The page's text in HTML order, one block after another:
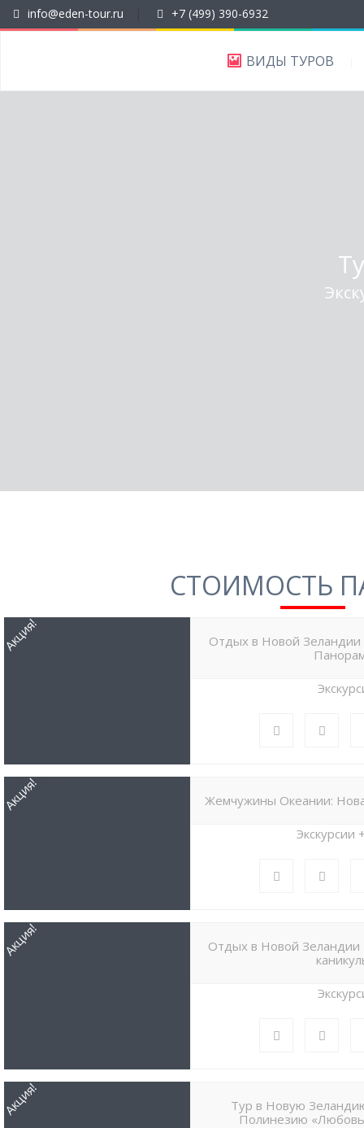
info@eden-tour.ru +7 (499) 390-6932
ВИДЫ ТУРОВ
СТОИМОСТЬ
Акция!
Отдых в Новой
Акция! Жемчужины Океании:
Экскурсии
Акция!
Отдых в Новой
Акция!
Тур в Новую
Полинезию